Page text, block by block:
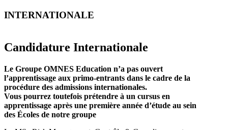
INTERNATIONALE
Candidature Internationale
Le Groupe OMNES Education n’a pas ouvert
l’apprentissage aux primo-entrants dans le cadre de la
procédure des admissions internationales.
Vous pourrez toutefois prétendre à un cursus en
apprentissage après une première année d’étude au sein
des Écoles de notre groupe